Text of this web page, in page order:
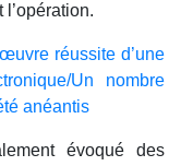
réussite d’une
Un nombre
anéantis
évoqué des